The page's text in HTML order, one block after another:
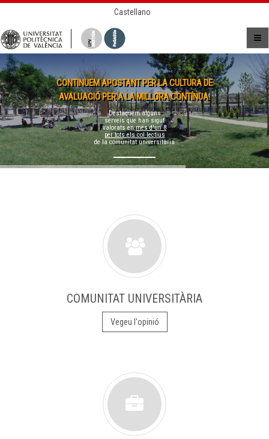
Castellano
CONTINUEM APOSTANT PER LA CULTURA DE
AVALUACIÓ PER A LA MILLORA CONTÍNUA.
Destaquem alguns
serveis que han sigut
valorats enmés d'un 8
per tots els col·lectius
de la comunitat universitària
COMUNITAT UNIVERSITÀRIA
Vegeu l'opinió